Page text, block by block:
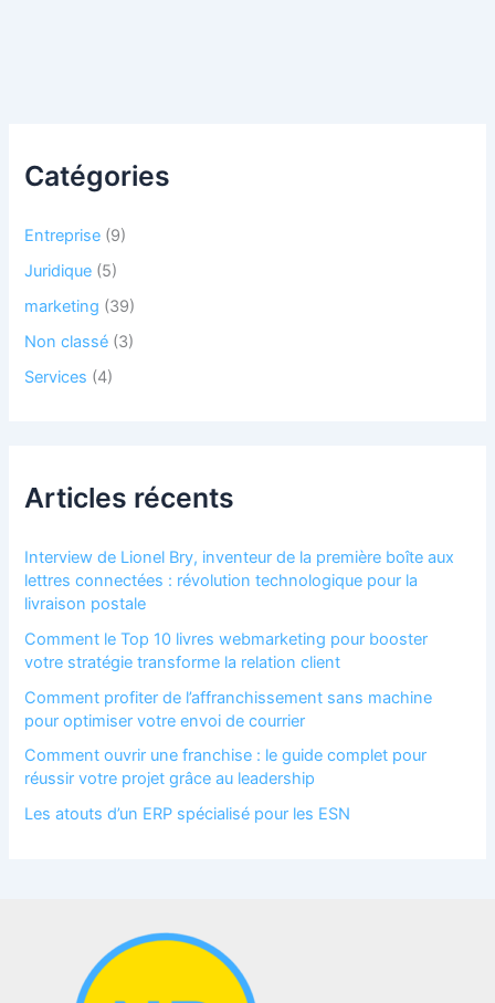
Catégories
Entreprise (9)
Juridique (5)
marketing (39)
Non classé (3)
Services (4)
Articles récents
Interview de Lionel Bry, inventeur de la première boîte aux
lettres connectées : révolution technologique pour la
livraison postale
Comment le Top 10 livres webmarketing pour booster
votre stratégie transforme la relation client
Comment profiter de l’affranchissement sans machine
pour optimiser votre envoi de courrier
Comment ouvrir une franchise : le guide complet pour
réussir votre projet grâce au leadership
Les atouts d’un ERP spécialisé pour les ESN